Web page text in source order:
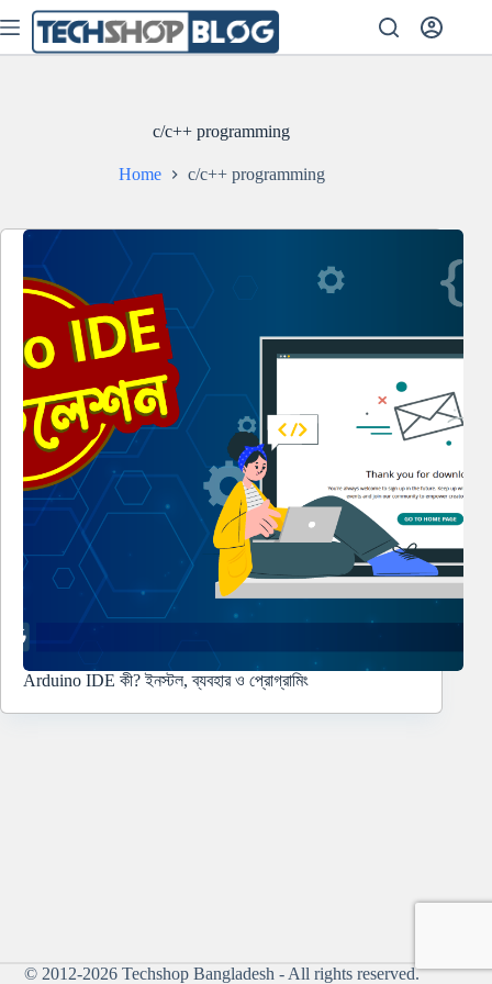
to
content
c/c++ programming
Home c/c++ programming
Arduino IDE কী? ইনস্টল, ব্যবহার ও প্রোগ্রামিং
© 2012-2026 Techshop Bangladesh - All rights reserved.